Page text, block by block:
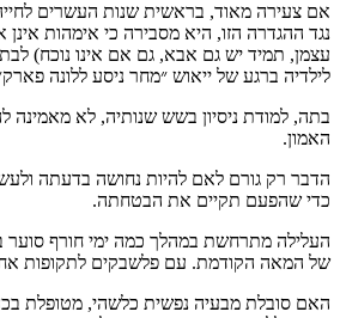
אם צעירה מאוד, בראשית שנות העשרים
נגד ההגדרה הזו, היא מסבירה כי אימהות
עצמן, תמיד יש גם אבא, גם אם אינו נוכח)
לילדיה ברגע של ייאוש ״מחר ניסע ללונה
בתה, למודת ניסיון בשש שנותיה, לא מאמינה
האמון.
הדבר רק גורם לאם להיות נחושה בדעתה
כדי שהפעם תקיים את הבטחתה.
העלילה מתרחשת במהלך כמה ימי חורף סוער
של המאה הקודמת. עם פלשבקים לתקופות
האם סובלת מבעיה נפשית כלשהי, מטופלת